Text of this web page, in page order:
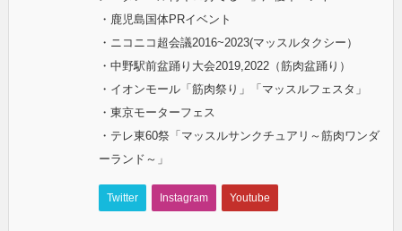
・鹿児島国体PRイベント
・ニコニコ超会議2016~2023(マッスルタクシー）
・中野駅前盆踊り大会2019,2022（筋肉盆踊り）
・イオンモール「筋肉祭り」「マッスルフェスタ」
・東京モーターフェス
・テレ東60祭「マッスルサンクチュアリ～筋肉ワンダ
ーランド～」
Twitter Instagram Youtube